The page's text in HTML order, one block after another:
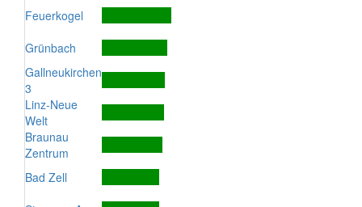
Feuerkogel
Grünbach
Gallneukirchen
3
Linz-Neue
Welt
Braunau
Zentrum
Bad Zell